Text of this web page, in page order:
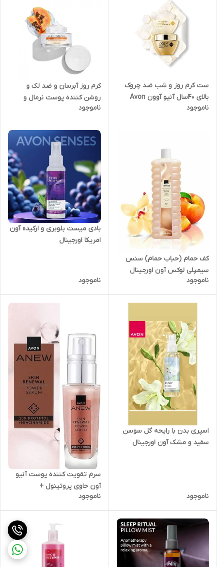
ست کرم روز و شب ضد چروک
بالای ۴۰سال آنیو آوون Avon
اورجینال
ناموجود
کرم روز آبرسان و ضد لک و
روشن کننده پوست نرمال و
مختلط آون امریکا اورجینال
ناموجود
کف حمام (حباب حمام) سنس
سیمپلی لوکس آون اورجینال
ناموجود
بادی میست بلوبری و ارکیده آون
امریکا اورجینال
ناموجود
اسپری بدن با رایحه گل سوسن
سفید و مشک آون اورجینال
ناموجود
سرم تقویت کننده پوست آنیو
آون حاوی پروتینول +
اورجینال
ناموجود